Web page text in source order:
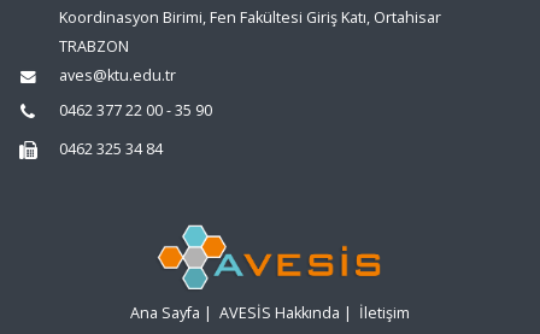
Koordinasyon Birimi, Fen Fakültesi Giriş Katı, Ortahisar
TRABZON
aves@ktu.edu.tr
0462 377 22 00 - 35 90
0462 325 34 84
Ana Sayfa | AVESİS Hakkında | İletişim